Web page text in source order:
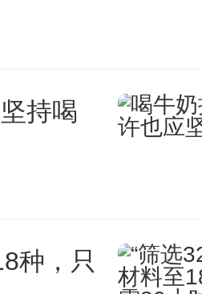
容符合要求，
应当予以备案
的，主管税务
持喝
种，只